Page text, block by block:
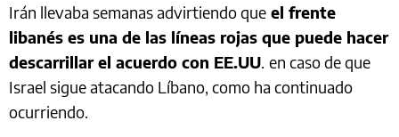
Irán llevaba semanas advirtiendo que el frente
libanés es una de las líneas rojas que puede hacer
descarrillar el acuerdo con EE.UU. en caso de que
Israel sigue atacando Líbano, como ha continuado
ocurriendo.